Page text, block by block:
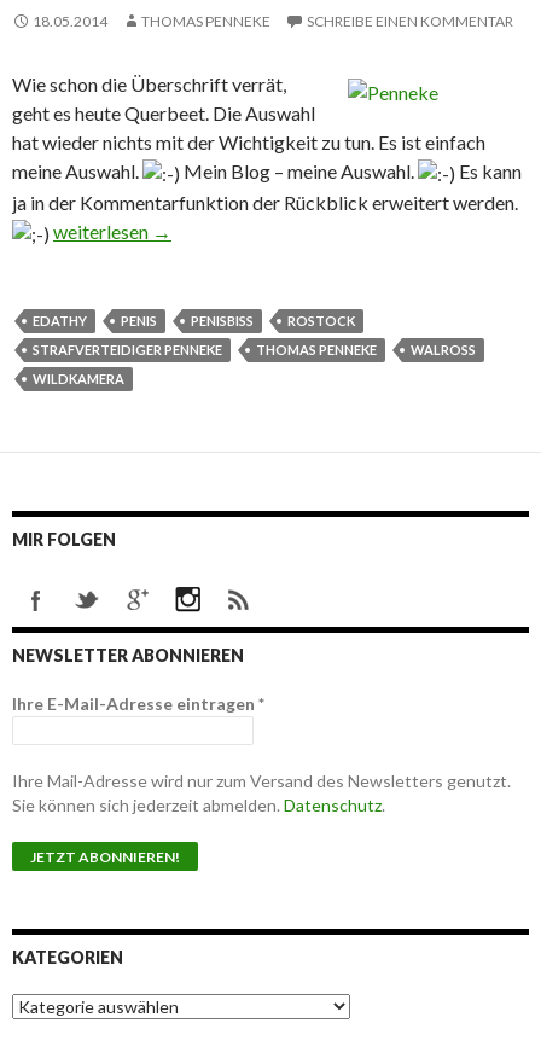
18.05.2014 THOMAS PENNEKE SCHREIBE EINEN KOMMENTAR
Wie schon die Überschrift verrät,
geht es heute Querbeet. Die Auswahl
hat wieder nichts mit der Wichtigkeit zu tun. Es ist einfach
meine Auswahl.
Mein Blog – meine Auswahl.
Es kann
ja in der Kommentarfunktion der Rückblick erweitert werden.
Rückblick mit Wildkameras Penisbiss Edathy (SPD)
weiterlesen →
EDATHY PENIS PENISBISS
ROSTOCK
STRAFVERTEIDIGER PENNEKE
THOMAS PENNEKE
WALROSS
WILDKAMERA
MIR FOLGEN
NEWSLETTER ABONNIEREN
Ihre E-Mail-Adresse eintragen *
Ihre Mail-Adresse wird nur zum Versand des Newsletters genutzt.
Sie können sich jederzeit abmelden. Datenschutz.
KATEGORIEN
K
a